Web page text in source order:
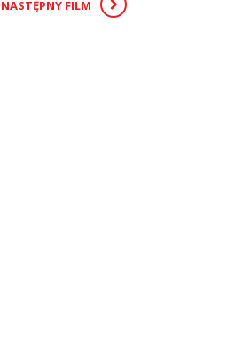
NASTĘPNY FILM